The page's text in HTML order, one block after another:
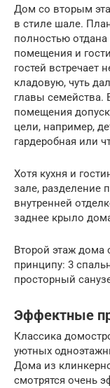
Дом со вторым
в стиле шале.
полностью
помещения и
гостей встречает
кладовую, чуть
главы семейства.
помещения
цели, например,
гардеробная или
Хотя кухня и
зале, разделение
внутренней
заднее крыло
Второй этаж дома
принципу: 3
просторный
Эффектные
Классика
уютных
Дома из
смотрятся очень